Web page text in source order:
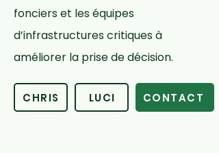
fonciers et les équipes
d’infrastructures critiques à
améliorer la prise de décision.
CHRIS LUCI CONTACT